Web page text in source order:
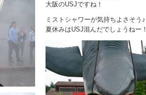
大阪のUSJですね！
ミストシャワーが気持ちよさそう♪
夏休みはUSJ混んだでしょうねー！